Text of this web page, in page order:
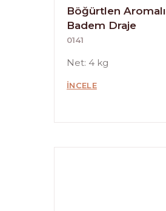
Böğürtlen Aromalı
Badem Draje
0141
Net: 4 kg
İNCELE